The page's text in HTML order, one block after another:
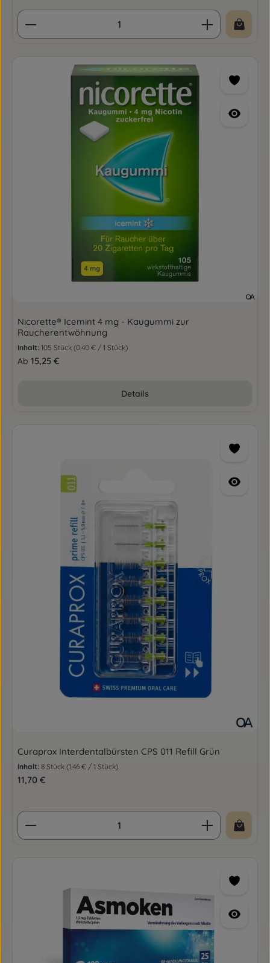
Produkt Anzahl: Gib den gewünschten Wert
Nicorette® Icemint 4 mg - Kaugummi zur
Raucherentwöhnung
Inhalt: 105 Stück (0,40 € / 1 Stück)
Regulärer Preis:
Ab 15,25 €
Details
Curaprox Interdentalbürsten CPS 011 Refill Grün
Inhalt: 8 Stück (1,46 € / 1 Stück)
Regulärer Preis:
11,70 €
Produkt Anzahl: Gib den gewünschten Wert